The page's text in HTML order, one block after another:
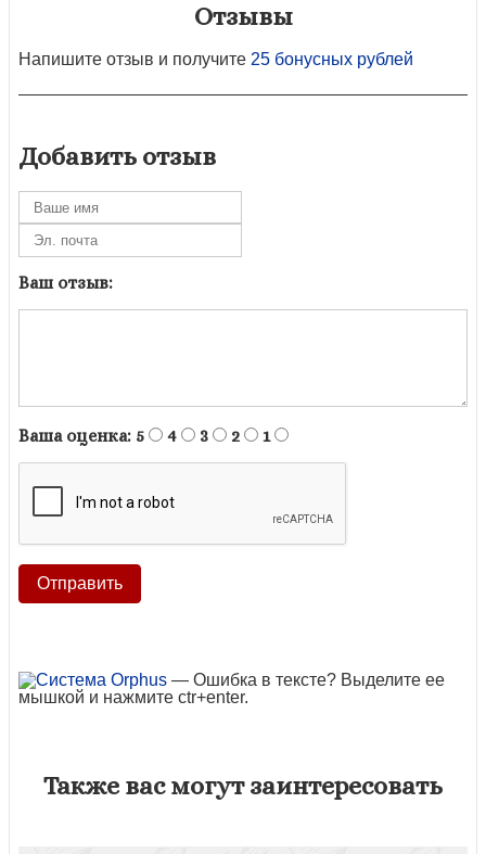
Отзывы
Напишите отзыв и получите 25 бонусных рублей
Добавить отзыв
Ваш отзыв:
Ваша оценка: 5 4 3 2 1
— Ошибка в тексте? Выделите ее
мышкой и нажмите ctr+enter.
Также вас могут заинтересовать